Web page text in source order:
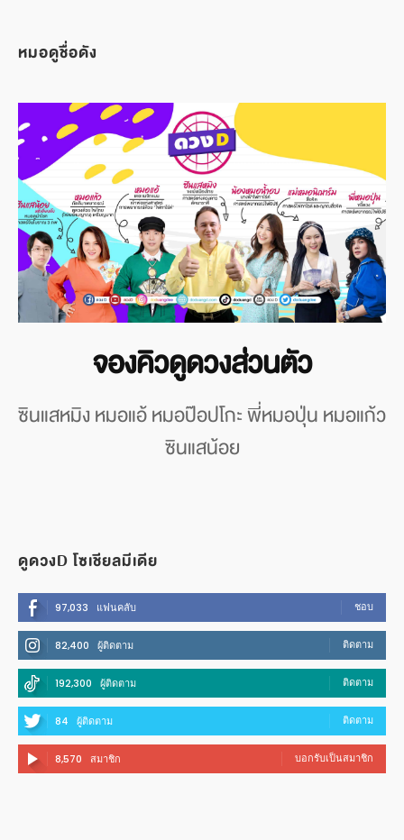
หมอดูชื่อดัง
จองคิวดูดวงส่วนตัว
ซินแสหมิง หมอแอ้ หมอป๊อปโกะ พี่หมอปุ่น หมอแก้ว
ซินแสน้อย
ดูดวงD โซเชียลมีเดีย
97,033 แฟนคลับ ชอบ
82,400 ผู้ติดตาม ติดตาม
192,300 ผู้ติดตาม ติดตาม
84 ผู้ติดตาม ติดตาม
8,570 สมาชิก บอกรับเป็นสมาชิก